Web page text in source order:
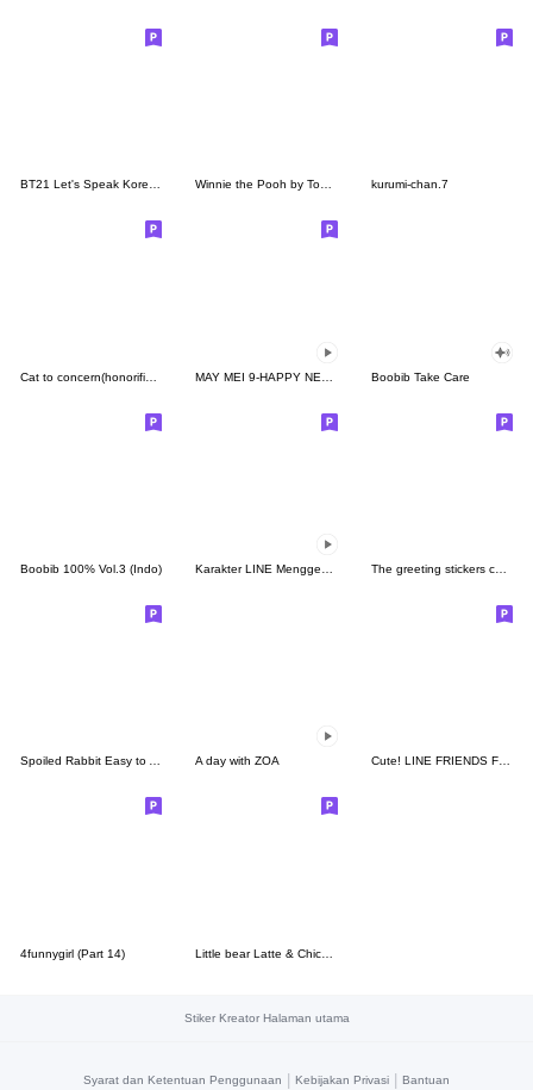
BT21 Let's Speak Korean! Hangul Stickers Winnie the Pooh by Tomoko Ishii kurumi-chan.7
Boobib Take Care
Boobib 100% Vol.3 (Indo) The greeting stickers collection.
Spoiled Rabbit Easy to Arrange A day with ZOA Cute! LINE FRIENDS For Arranging
4funnygirl (Part 14)
Stiker Kreator Halaman utama
Syarat dan Ketentuan Penggunaan | Kebijakan Privasi | Bantuan